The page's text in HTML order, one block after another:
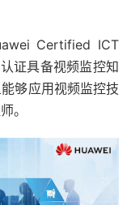
Certified ICT
证具备视频监控知
够应用视频监控技
。